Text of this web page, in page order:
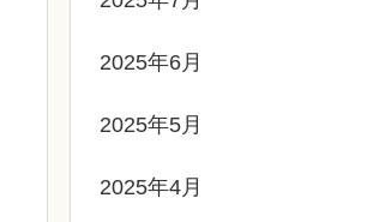
2025年6月
2025年5月
2025年4月